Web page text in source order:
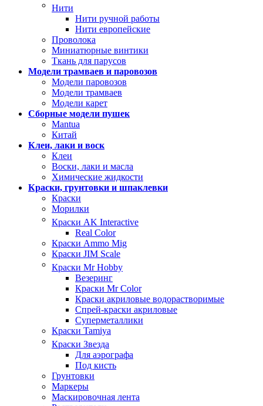
Нити
Нити ручной работы
Нити европейские
Проволока
Миниатюрные винтики
Ткань для парусов
Модели трамваев и паровозов
Модели паровозов
Модели трамваев
Модели карет
Сборные модели пушек
Mantua
Китай
Клеи, лаки и воск
Клеи
Воски, лаки и масла
Химические жидкости
Краски, грунтовки и шпаклевки
Краски
Морилки
Краски AK Interactive
Real Color
Краски Ammo Mig
Краски JIM Scale
Краски Mr Hobby
Везеринг
Краски Mr Color
Краски акриловые водорастворимые
Спрей-краски акриловые
Суперметаллики
Краски Tamiya
Краски Звезда
Для аэрографа
Под кисть
Грунтовки
Маркеры
Маскировочная лента